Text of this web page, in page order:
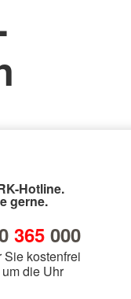
Hotline.
gerne.
365000
Sie kostenfrei
die Uhr